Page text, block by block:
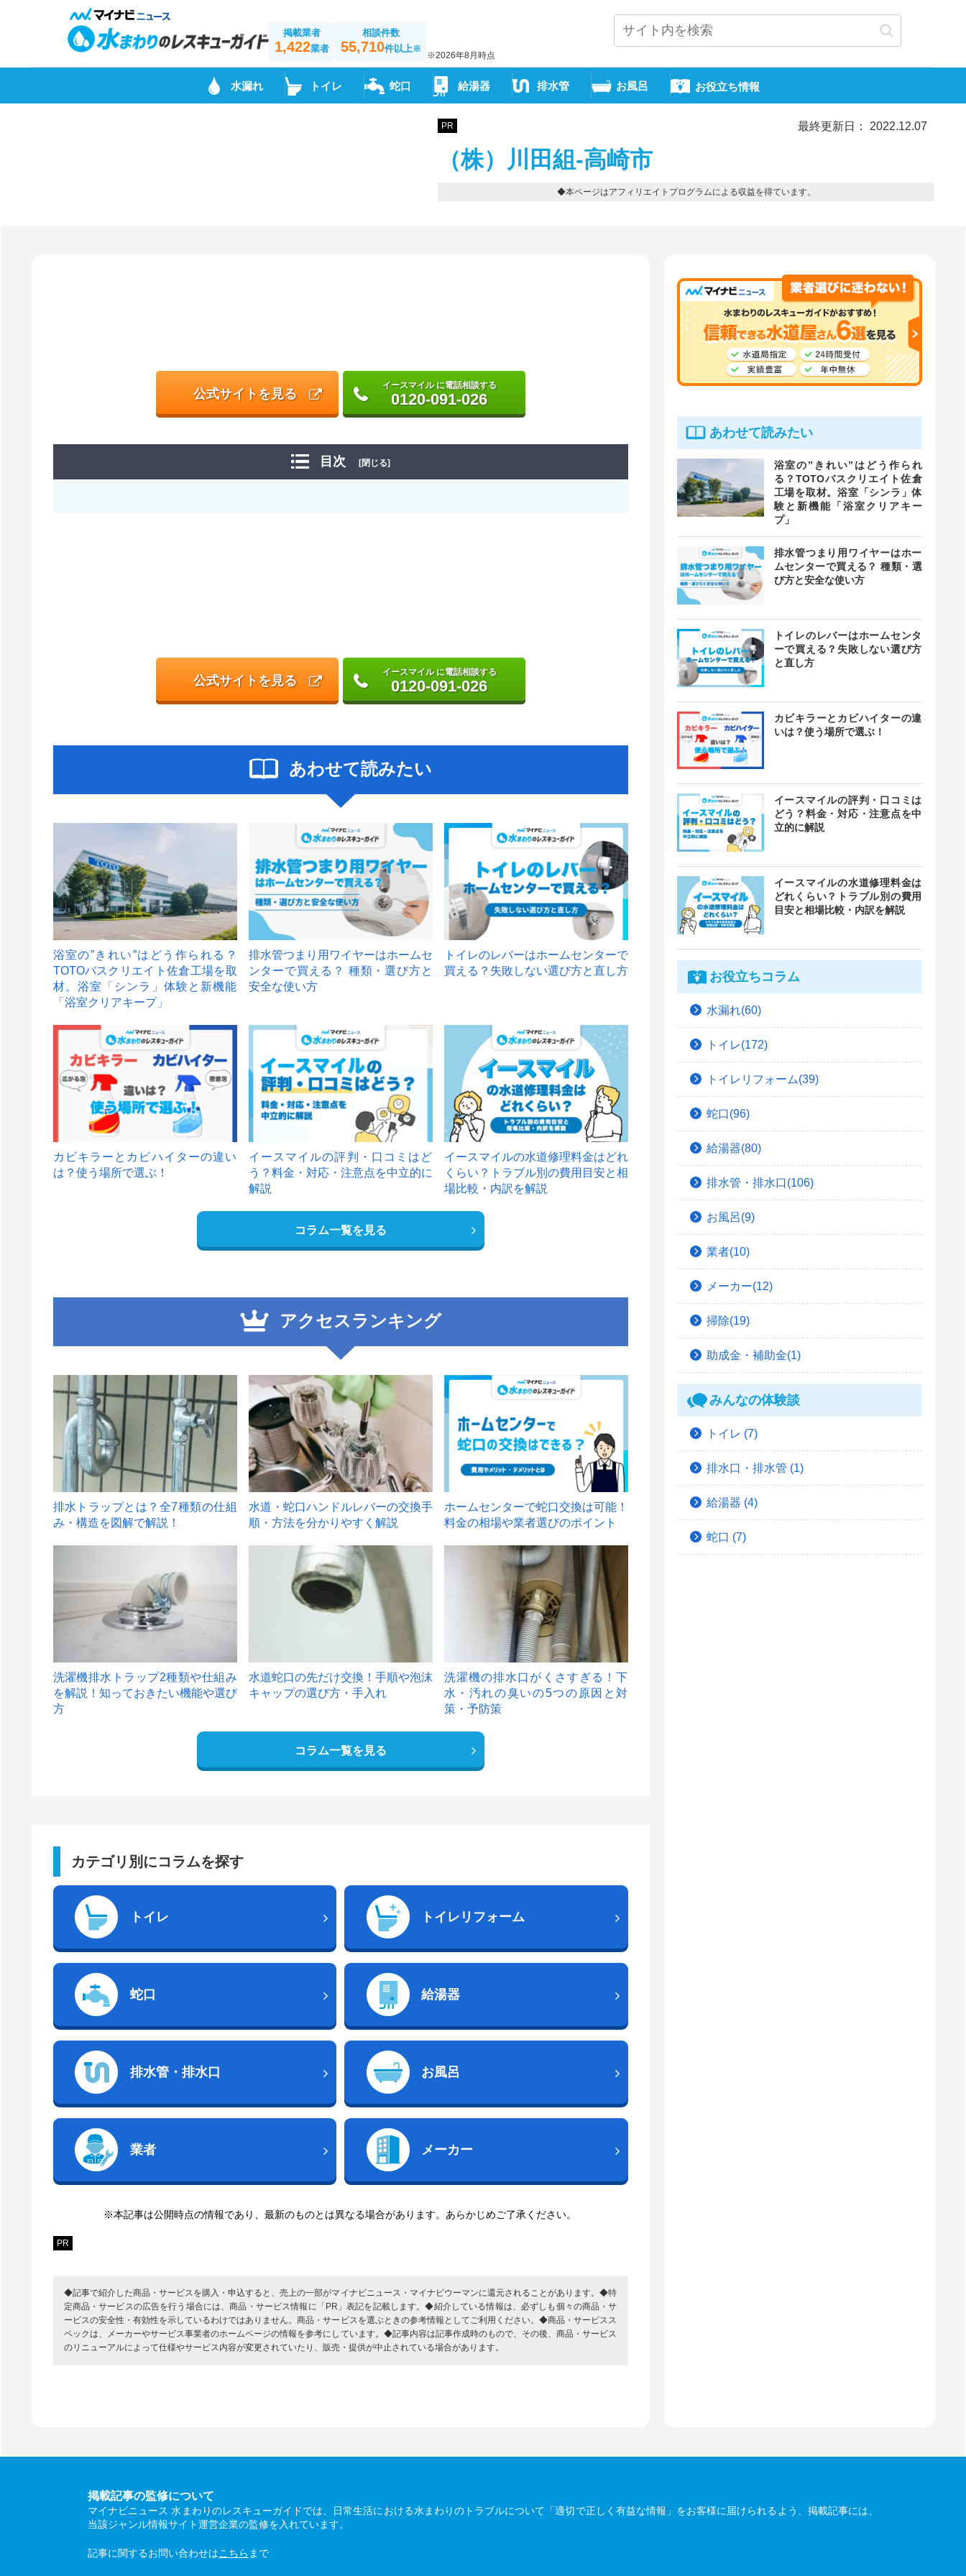
掲載業者
1,422業者
相談件数
55,710件以上※
※2026年8月時点
水漏れ トイレ 蛇口 給湯器 排水管 お風呂 お役立ち情報
PR 最終更新日： 2022.12.07
（株）川田組-高崎市
◆本ページはアフィリエイトプログラムによる収益を得ています。
公式サイトを見る
イースマイル に電話相談する
0120-091-026
目次 [閉じる]
公式サイトを見る
イースマイル に電話相談する
0120-091-026
あわせて読みたい
浴室の”きれい”はどう作られる？
TOTOバスクリエイト佐倉工場を取
材。浴室「シンラ」体験と新機能
「浴室クリアキープ」
排水管つまり用ワイヤーはホームセ
ンターで買える？ 種類・選び方と
安全な使い方
トイレのレバーはホームセンターで
買える？失敗しない選び方と直し方
カビキラーとカビハイターの違い
は？使う場所で選ぶ！
イースマイルの評判・口コミはど
う？料金・対応・注意点を中立的に
解説
イースマイルの水道修理料金はどれ
くらい？トラブル別の費用目安と相
場比較・内訳を解説
コラム一覧を見る
アクセスランキング
1
排水トラップとは？全7種類の仕組
み・構造を図解で解説！
2
水道・蛇口ハンドルレバーの交換手
順・方法を分かりやすく解説
ホームセンターで蛇口交換は可能！
料金の相場や業者選びのポイント
洗濯機排水トラップ2種類や仕組み
を解説！知っておきたい機能や選び
方
水道蛇口の先だけ交換！手順や泡沫
キャップの選び方・手入れ
洗濯機の排水口がくさすぎる！下
水・汚れの臭いの5つの原因と対
策・予防策
コラム一覧を見る
カテゴリ別にコラムを探す
トイレ トイレリフォーム
蛇口 給湯器
排水管・排水口 お風呂
業者 メーカー
※本記事は公開時点の情報であり、最新のものとは異なる場合があります。あらかじめご了承ください。
PR
◆記事で紹介した商品・サービスを購入・申込すると、売上の一部がマイナビニュース・マイナビウーマンに還元されることがあります。◆特
定商品・サービスの広告を行う場合には、商品・サービス情報に「PR」表記を記載します。◆紹介している情報は、必ずしも個々の商品・サ
ービスの安全性・有効性を示しているわけではありません。商品・サービスを選ぶときの参考情報としてご利用ください。◆商品・サービスス
ペックは、メーカーやサービス事業者のホームページの情報を参考にしています。◆記事内容は記事作成時のもので、その後、商品・サービス
のリニューアルによって仕様やサービス内容が変更されていたり、販売・提供が中止されている場合があります。
あわせて読みたい
浴室の”きれい”はどう作られ
る？TOTOバスクリエイト佐倉
工場を取材。浴室「シンラ」体
験と新機能「浴室クリアキー
プ」
排水管つまり用ワイヤーはホー
ムセンターで買える？ 種類・選
び方と安全な使い方
トイレのレバーはホームセンタ
ーで買える？失敗しない選び方
と直し方
カビキラーとカビハイターの違
いは？使う場所で選ぶ！
イースマイルの評判・口コミは
どう？料金・対応・注意点を中
立的に解説
イースマイルの水道修理料金は
どれくらい？トラブル別の費用
目安と相場比較・内訳を解説
お役立ちコラム
水漏れ(60)
トイレ(172)
トイレリフォーム(39)
蛇口(96)
給湯器(80)
排水管・排水口(106)
お風呂(9)
業者(10)
メーカー(12)
掃除(19)
助成金・補助金(1)
みんなの体験談
トイレ (7)
排水口・排水管 (1)
給湯器 (4)
蛇口 (7)
掲載記事の監修について
マイナビニュース 水まわりのレスキューガイドでは、日常生活における水まわりのトラブルについて「適切で正しく有益な情報」をお客様に届けられるよう、掲載記事には、
当該ジャンル情報サイト運営企業の監修を入れています。
記事に関するお問い合わせはこちら まで